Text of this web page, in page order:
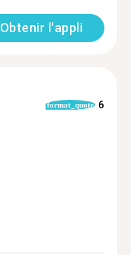
Obtenir l'appli
format_quote 6